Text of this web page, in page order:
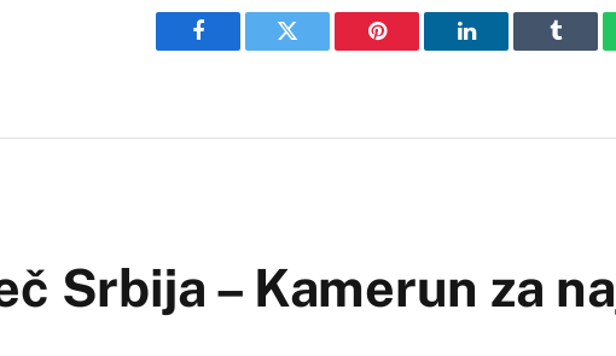
Facebook Twitter Pinterest LinkedIn
Srbija – Kamerun za